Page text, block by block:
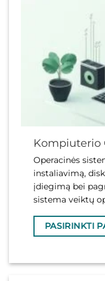
Kompiuterio
Operacinės
instaliavimą,
įdiegimą bei
sistema veiktų
PASIRINKTI